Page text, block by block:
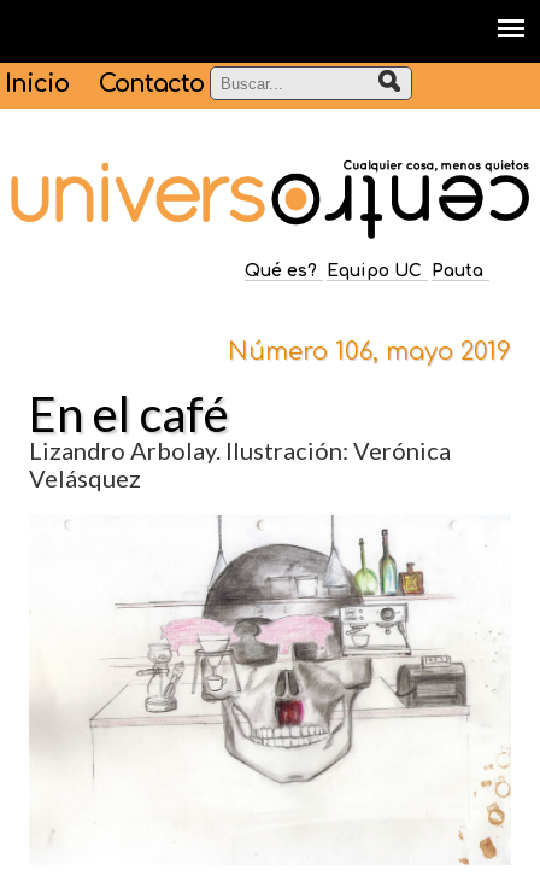
Inicio Contacto
Qué es? Equipo UC Pauta
Número 106, mayo 2019
En el café
Lizandro Arbolay. Ilustración: Verónica
Velásquez